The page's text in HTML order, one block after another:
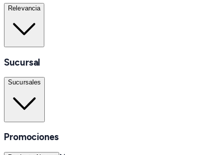
Relevancia
Sucursal
Sucursales
Promociones